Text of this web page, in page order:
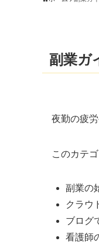
副業ガ
夜勤の疲
このカテ
副業の
クラウ
ブログ
看護師